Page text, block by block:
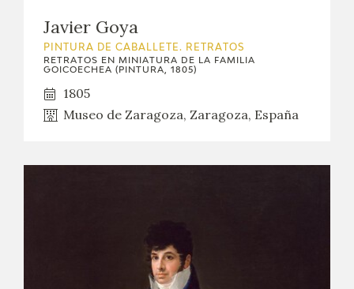
Javier Goya
PINTURA DE CABALLETE. RETRATOS
RETRATOS EN MINIATURA DE LA FAMILIA
GOICOECHEA (PINTURA, 1805)
1805
Museo de Zaragoza, Zaragoza, España